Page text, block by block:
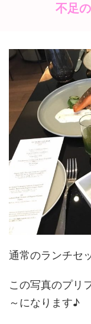
不足
通常のランチセ
この写真のプリ
～になります♪